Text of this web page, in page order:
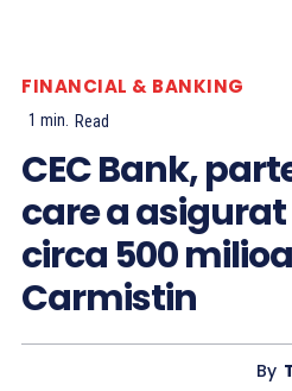
FINANCIAL & BANKING
1 min. Read
CEC Bank,
care a
circa 500
Carmistin
By